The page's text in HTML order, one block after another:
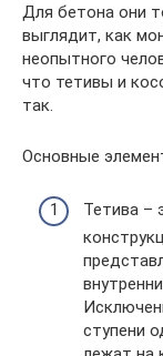
Для бетона они
выглядит, как
неопытного
что тетивы и
так.
Основные
Тетива –
ступени